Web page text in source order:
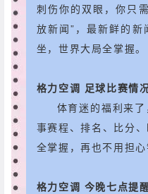
刺伤你的双眼，你只
放新闻”，最新鲜的
坐，世界大局全掌握。
格力空调 足球比赛情
体育迷的福利来了
事赛程、排名、比分
全掌握，再也不用担心
格力空调 今晚七点提